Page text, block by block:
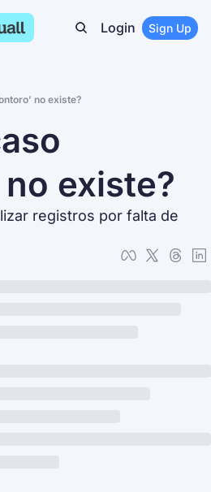
Login Sign Up
no existe?
existe?
registros por falta de